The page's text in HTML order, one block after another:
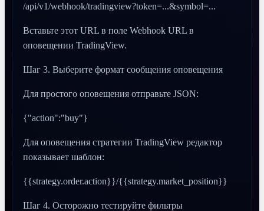
/api/v1/webhook/tradingview?token=...&symbol=...
Вставьте этот URL в поле Webhook URL в
оповещении TradingView.
Шаг 3. Выберите формат сообщения оповещения
Для простого оповещения отправьте JSON:
{"action":"buy"}
Для оповещения стратегии TradingView редактор
показывает шаблон:
{{strategy.order.action}}/{{strategy.market_position}}
Шаг 4. Осторожно тестируйте фильтры